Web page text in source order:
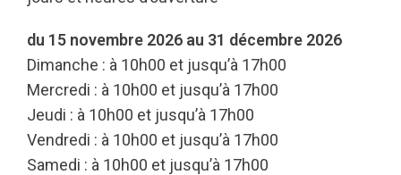
du 15 novembre 2026 au 31 décembre 2026
Dimanche : à 10h00 et jusqu’à 17h00
Mercredi : à 10h00 et jusqu’à 17h00
Jeudi : à 10h00 et jusqu’à 17h00
Vendredi : à 10h00 et jusqu’à 17h00
Samedi : à 10h00 et jusqu’à 17h00